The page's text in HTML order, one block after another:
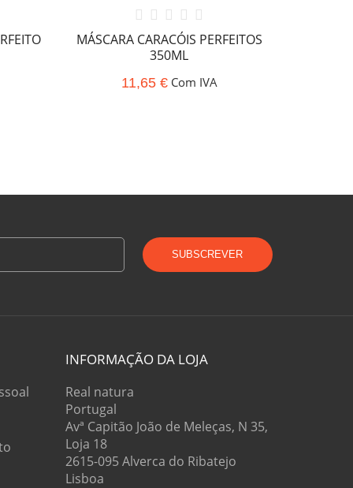
MÁSCARA CARACÓIS PERFEITOS
350ML
11,65 €Com IVA
SUBSCREVER
INFORMAÇÃO DA LOJA
Real natura
Portugal
Avª Capitão João de Meleças, N 35,
Loja 18
2615-095 Alverca do Ribatejo
Lisboa